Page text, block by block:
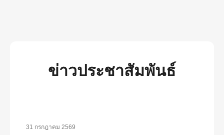
ข่าวประชาสัมพันธ์
31 กรกฎาคม 2569